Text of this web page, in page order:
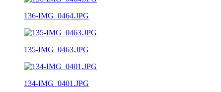
136-IMG_0464.JPG
135-IMG_0463.JPG
134-IMG_0401.JPG